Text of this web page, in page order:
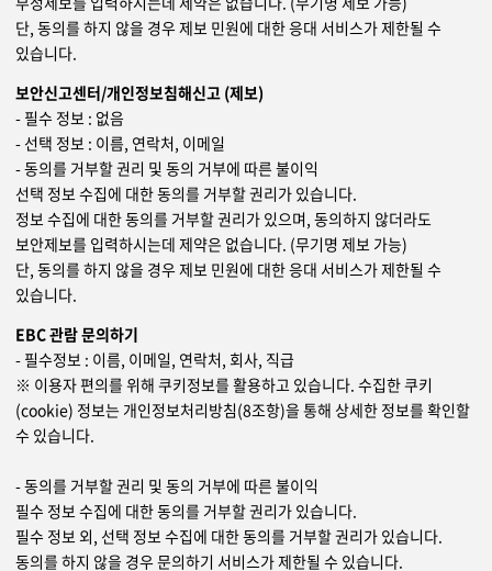
단, 동의를 하지 않을 경우 제보 민원에 대한 응대 서비스가 제한될 수
있습니다.
보안신고센터/개인정보침해신고 (제보)
- 필수 정보 : 없음
- 선택 정보 : 이름, 연락처, 이메일
- 동의를 거부할 권리 및 동의 거부에 따른 불이익
선택 정보 수집에 대한 동의를 거부할 권리가 있습니다.
정보 수집에 대한 동의를 거부할 권리가 있으며, 동의하지 않더라도
보안제보를 입력하시는데 제약은 없습니다. (무기명 제보 가능)
단, 동의를 하지 않을 경우 제보 민원에 대한 응대 서비스가 제한될 수
있습니다.
EBC 관람 문의하기
- 필수정보 : 이름, 이메일, 연락처, 회사, 직급
※ 이용자 편의를 위해 쿠키정보를 활용하고 있습니다. 수집한 쿠키
(cookie) 정보는 개인정보처리방침(8조항)을 통해 상세한 정보를 확인할
수 있습니다.
- 동의를 거부할 권리 및 동의 거부에 따른 불이익
필수 정보 수집에 대한 동의를 거부할 권리가 있습니다.
필수 정보 외, 선택 정보 수집에 대한 동의를 거부할 권리가 있습니다.
동의를 하지 않을 경우 문의하기 서비스가 제한될 수 있습니다.